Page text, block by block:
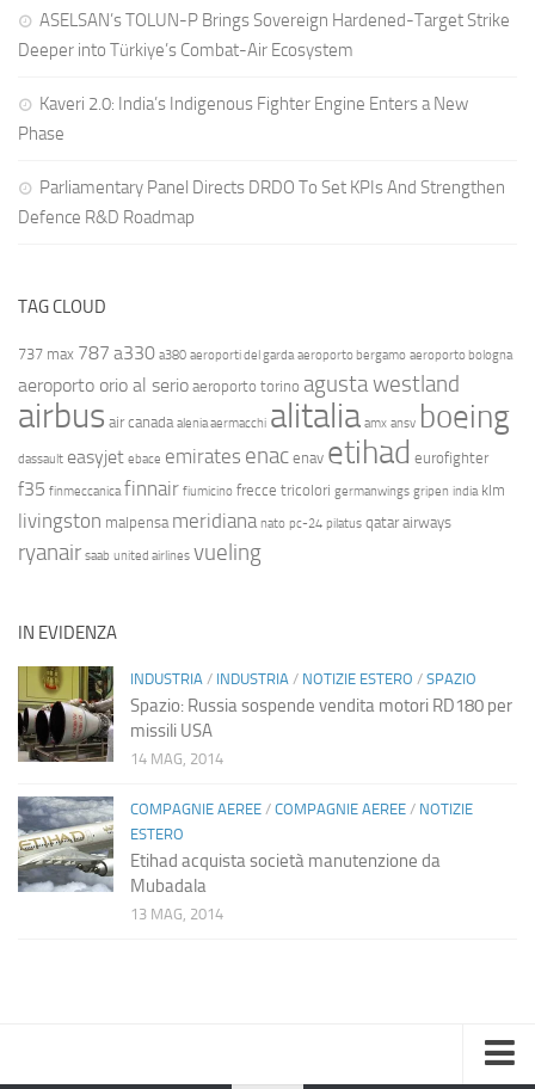
ASELSAN’s TOLUN-P Brings Sovereign Hardened-Target Strike
Deeper into Türkiye’s Combat-Air Ecosystem
Kaveri 2.0: India’s Indigenous Fighter Engine Enters a New
Phase
Parliamentary Panel Directs DRDO To Set KPIs And Strengthen
Defence R&D Roadmap
TAG CLOUD
737 max 787 a330 a380 aeroporti del garda aeroporto bergamo aeroporto bologna
aeroporto orio al serio aeroporto torino agusta westland
airbus air canada alenia aermacchi alitalia amx ansv boeing
dassault easyjet ebace emirates enac enav etihad eurofighter
f35 finmeccanica finnair fiumicino frecce tricolori germanwings gripen india klm
livingston malpensa meridiana nato pc-24 pilatus qatar airways
ryanair saab united airlines vueling
IN EVIDENZA
INDUSTRIA / INDUSTRIA / NOTIZIE ESTERO / SPAZIO
Spazio: Russia sospende vendita motori RD180 per
missili USA
14 MAG, 2014
COMPAGNIE AEREE / COMPAGNIE AEREE / NOTIZIE
ESTERO
Etihad acquista società manutenzione da
Mubadala
13 MAG, 2014